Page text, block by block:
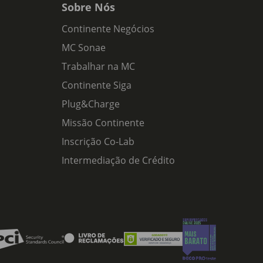
Sobre Nós
Continente Negócios
MC Sonae
Trabalhar na MC
Continente Siga
Plug&Charge
Missão Continente
Inscrição Co-Lab
Intermediação de Crédito